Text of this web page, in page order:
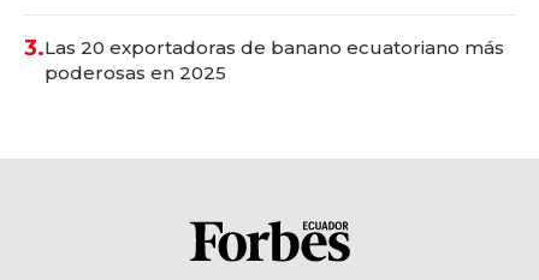
3.Las 20 exportadoras de banano ecuatoriano más
poderosas en 2025